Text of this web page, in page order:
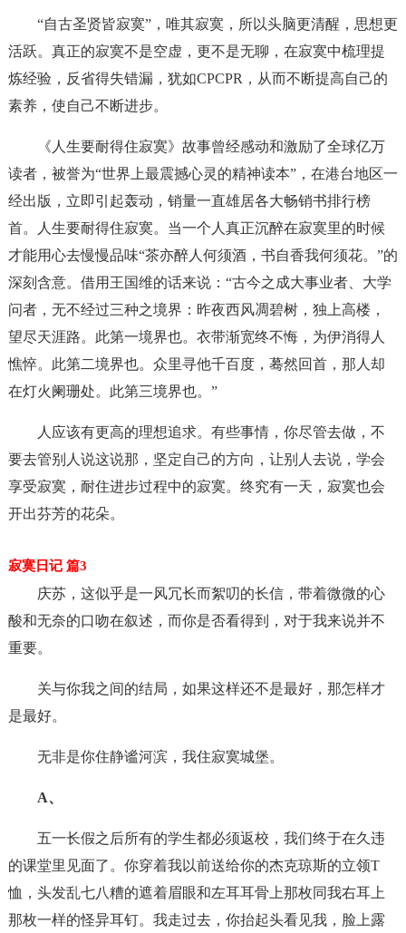
“自古圣贤皆寂寞”，唯其寂寞，所以头脑更清醒，思想更
活跃。真正的寂寞不是空虚，更不是无聊，在寂寞中梳理提
炼经验，反省得失错漏，犹如CPCPR，从而不断提高自己的
素养，使自己不断进步。
《人生要耐得住寂寞》故事曾经感动和激励了全球亿万
读者，被誉为“世界上最震撼心灵的精神读本”，在港台地区一
经出版，立即引起轰动，销量一直雄居各大畅销书排行榜
首。人生要耐得住寂寞。当一个人真正沉醉在寂寞里的时候
才能用心去慢慢品味“茶亦醉人何须酒，书自香我何须花。”的
深刻含意。借用王国维的话来说：“古今之成大事业者、大学
问者，无不经过三种之境界：昨夜西风凋碧树，独上高楼，
望尽天涯路。此第一境界也。衣带渐宽终不悔，为伊消得人
憔悴。此第二境界也。众里寻他千百度，蓦然回首，那人却
在灯火阑珊处。此第三境界也。”
人应该有更高的理想追求。有些事情，你尽管去做，不
要去管别人说这说那，坚定自己的方向，让别人去说，学会
享受寂寞，耐住进步过程中的寂寞。终究有一天，寂寞也会
开出芬芳的花朵。
寂寞日记 篇3
庆苏，这似乎是一风冗长而絮叨的长信，带着微微的心
酸和无奈的口吻在叙述，而你是否看得到，对于我来说并不
重要。
关与你我之间的结局，如果这样还不是最好，那怎样才
是最好。
无非是你住静谧河滨，我住寂寞城堡。
A、
五一长假之后所有的学生都必须返校，我们终于在久违
的课堂里见面了。你穿着我以前送给你的杰克琼斯的立领T
恤，头发乱七八糟的遮着眉眼和左耳耳骨上那枚同我右耳上
那枚一样的怪异耳钉。我走过去，你抬起头看见我，脸上露